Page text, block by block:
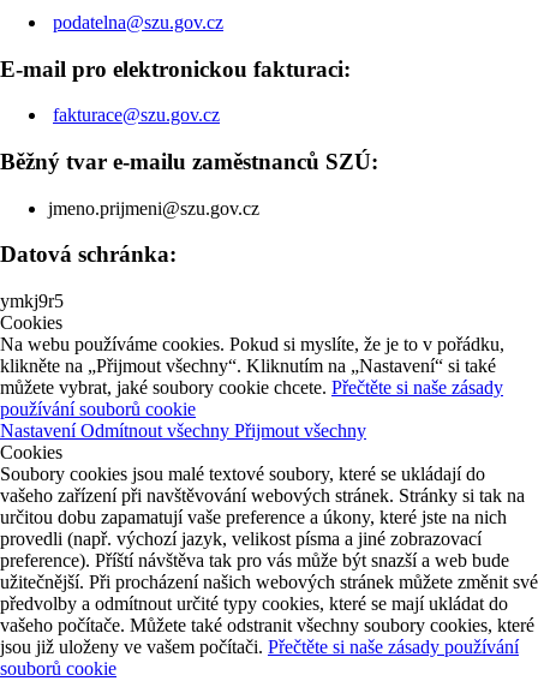
podatelna@szu.gov.cz
E-mail pro elektronickou fakturaci:
fakturace@szu.gov.cz
Běžný tvar e-mailu zaměstnanců SZÚ:
jmeno.prijmeni@szu.gov.cz
Datová schránka:
ymkj9r5
Cookies
Na webu používáme cookies. Pokud si myslíte, že je to v pořádku,
klikněte na „Přijmout všechny“. Kliknutím na „Nastavení“ si také
můžete vybrat, jaké soubory cookie chcete. Přečtěte si naše zásady
používání souborů cookie
NastaveníOdmítnout všechny Přijmout všechny
Cookies
Soubory cookies jsou malé textové soubory, které se ukládají do
vašeho zařízení při navštěvování webových stránek. Stránky si tak na
určitou dobu zapamatují vaše preference a úkony, které jste na nich
provedli (např. výchozí jazyk, velikost písma a jiné zobrazovací
preference). Příští návštěva tak pro vás může být snazší a web bude
užitečnější. Při procházení našich webových stránek můžete změnit své
předvolby a odmítnout určité typy cookies, které se mají ukládat do
vašeho počítače. Můžete také odstranit všechny soubory cookies, které
jsou již uloženy ve vašem počítači. Přečtěte si naše zásady používání
souborů cookie